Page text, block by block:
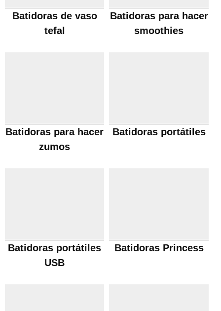
Batidoras de vaso
tefal
Batidoras para hacer
smoothies
Batidoras para hacer
zumos
Batidoras portátiles
Batidoras portátiles
USB
Batidoras Princess